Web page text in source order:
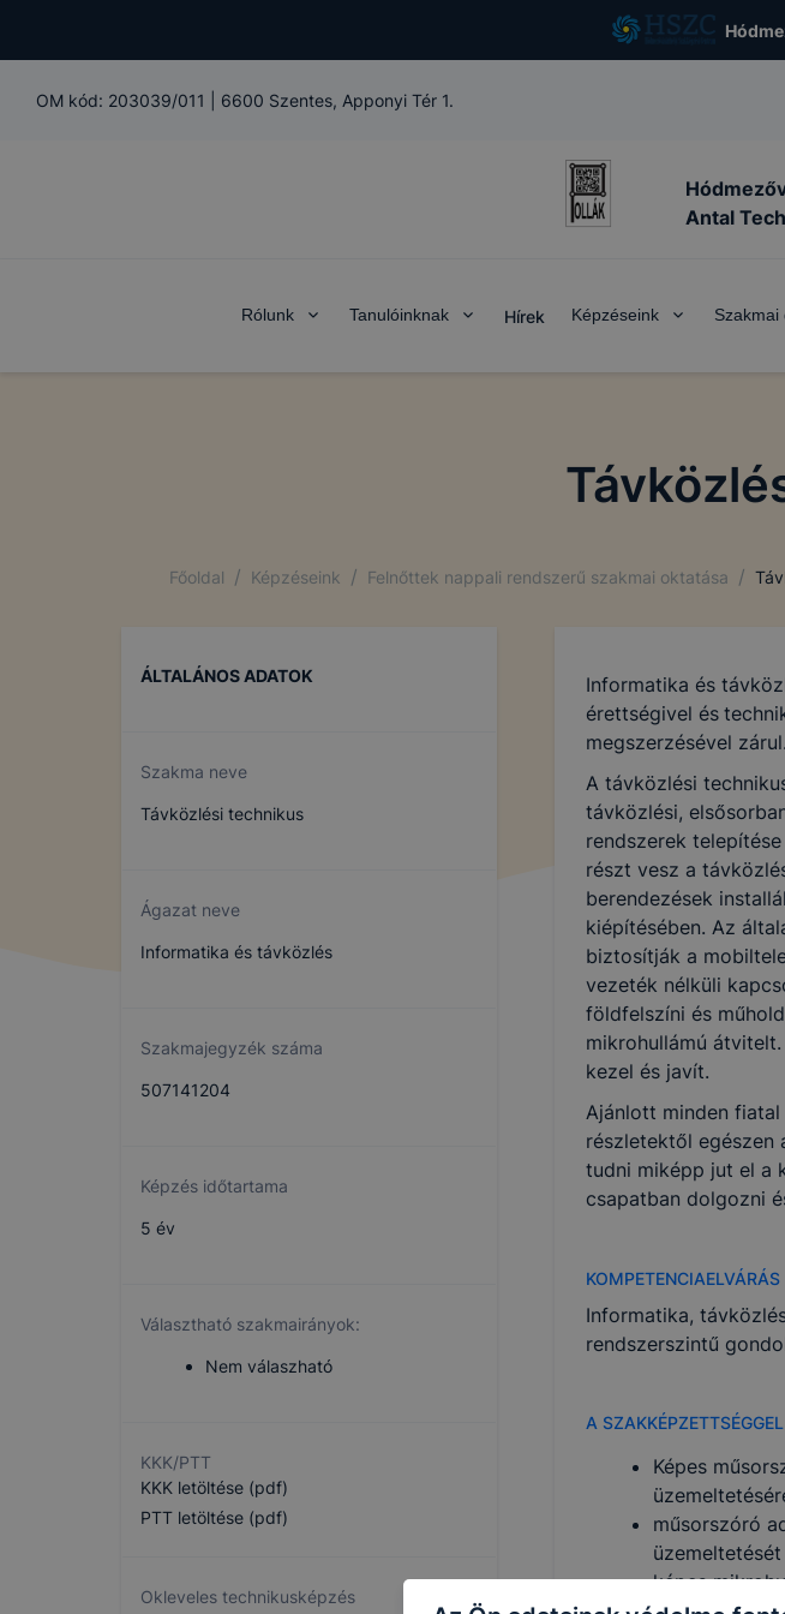
OM kód: 203039/011 6600 Szentes, Apponyi Tér 1.
Antal
Rólunk Tanulóinknak Hírek Képzéseink Szakmai
Főoldal / Képzéseink / Felnőttek nappali rendszerű szakmai oktatása /
ÁLTALÁNOS ADATOK
Szakma neve
Távközlési technikus
Ágazat neve
Informatika és távközlés
Szakmajegyzék száma
507141204
Képzés időtartama
5 év
Választható szakmairányok:
Nem válaszható
KKK/PTT
KKK letöltése (pdf)
PTT letöltése (pdf)
Okleveles technikusképzés
Informatika és
érettségivel és
megszerzésével zárul.
A távközlési
távközlési,
rendszerek
részt vesz a
berendezések
kiépítésében. Az
biztosítják a
vezeték nélküli
földfelszíni és
mikrohullámú
kezel és javít.
Ajánlott minden
részletektől egészen
tudni miképp jut el a
csapatban dolgozni
KOMPETENCIAELVÁRÁS
Informatika,
rendszerszintű
A
Képes
műsorszóró
képes